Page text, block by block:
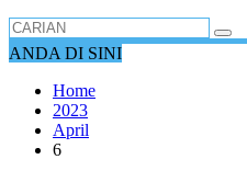
ANDA DI SINI
Home
2023
April
6